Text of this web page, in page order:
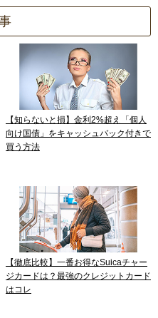
【知らないと損】金利2%超え「個人
向け国債」をキャッシュバック付きで
買う方法
【徹底比較】一番お得なSuicaチャー
ジカードは？最強のクレジットカード
はコレ